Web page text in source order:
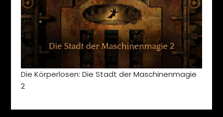
Die Körperlosen: Die Stadt der Maschinenmagie
2